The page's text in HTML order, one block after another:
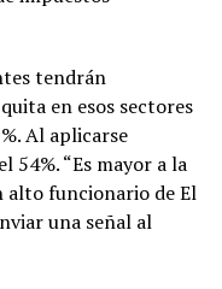
tendrán
en esos sectores
Al aplicarse
“Es mayor a la
alto funcionario de El
una señal al